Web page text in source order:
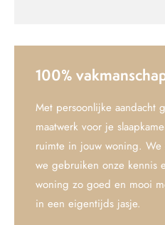
100%
Met persoonlijke aandacht
maatwerk voor je
ruimte in jouw woning.
we gebruiken onze kennis
woning zo goed en mooi
in een eigentijds jasje.